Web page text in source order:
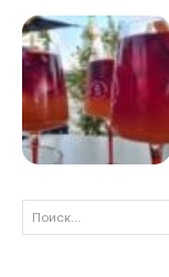
Поиск...